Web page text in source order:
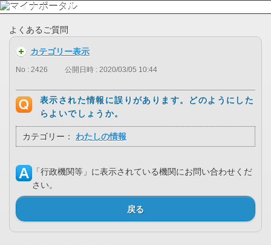
よくあるご質問
カテゴリー表示
No : 2426 公開日時 : 2020/03/05 10:44
表示された情報に誤りがあります。どのようにした
らよいでしょうか。
カテゴリー： わたしの情報
「行政機関等」に表示されている機関にお問い合わせくだ
さい。
戻る